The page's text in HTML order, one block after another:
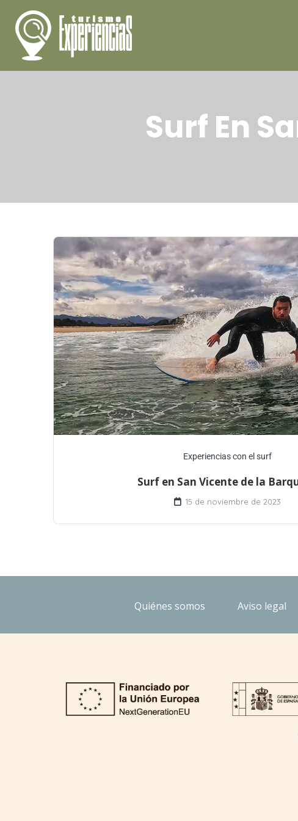
Surf En
Experiencias con el surf
Surf en San Vicente de la
15 de noviembre de 2023
Quiénes somos Aviso legal